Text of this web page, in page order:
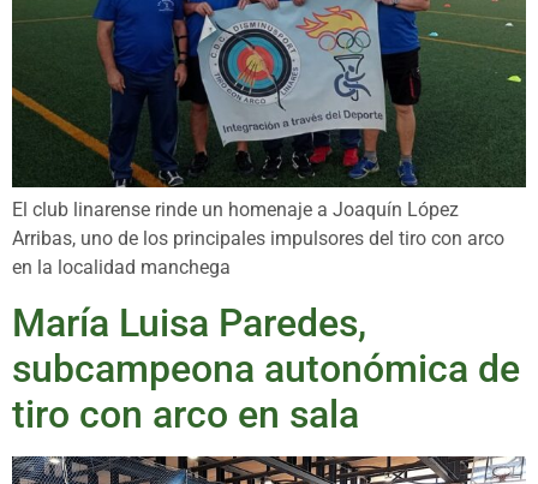
El club linarense rinde un homenaje a Joaquín López
Arribas, uno de los principales impulsores del tiro con arco
en la localidad manchega
María Luisa Paredes,
subcampeona autonómica de
tiro con arco en sala